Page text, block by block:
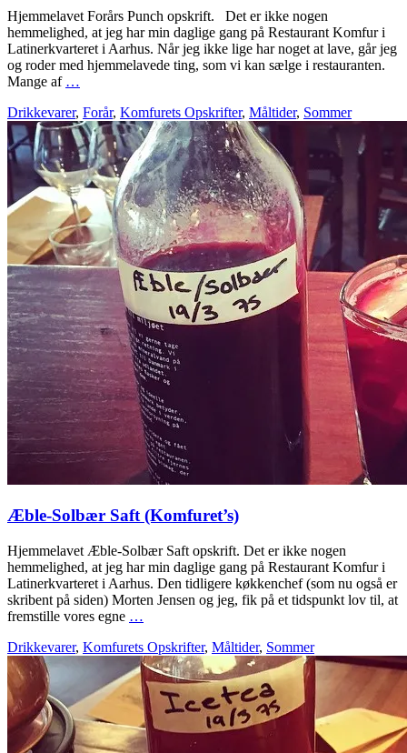
Hjemmelavet Forårs Punch opskrift. Det er ikke nogen
hemmelighed, at jeg har min daglige gang på Restaurant Komfur i
Latinerkvarteret i Aarhus. Når jeg ikke lige har noget at lave, går jeg
og roder med hjemmelavede ting, som vi kan sælge i restauranten.
Mange af …
Drikkevarer, Forår, Komfurets Opskrifter, Måltider, Sommer
Æble-Solbær Saft (Komfuret’s)
Hjemmelavet Æble-Solbær Saft opskrift. Det er ikke nogen
hemmelighed, at jeg har min daglige gang på Restaurant Komfur i
Latinerkvarteret i Aarhus. Den tidligere køkkenchef (som nu også er
skribent på siden) Morten Jensen og jeg, fik på et tidspunkt lov til, at
fremstille vores egne …
Drikkevarer, Komfurets Opskrifter, Måltider, Sommer